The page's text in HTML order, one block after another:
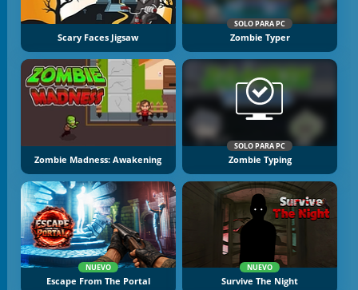
Scary Faces Jigsaw
SOLO PARA PC
Zombie Typer
Zombie Madness: Awakening
SOLO PARA PC
Zombie Typing
NUEVO
Escape From The Portal
NUEVO
Survive The Night